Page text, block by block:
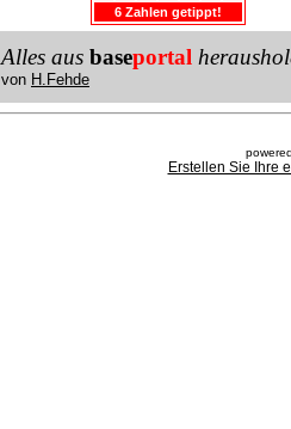
6 Zahlen getippt!
Alles aus baseportal
von H.Fehde
Erstellen Sie Ihre